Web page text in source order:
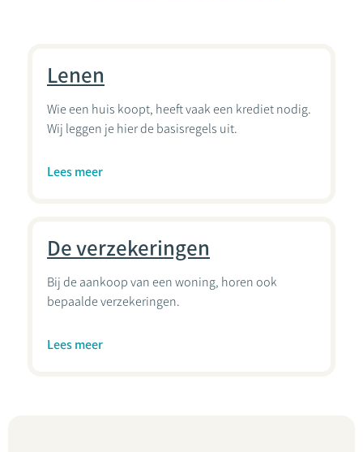
Lenen
Wie een huis koopt, heeft vaak een krediet nodig.
Wij leggen je hier de basisregels uit.
Lees meer
De verzekeringen
Bij de aankoop van een woning, horen ook
bepaalde verzekeringen.
Lees meer